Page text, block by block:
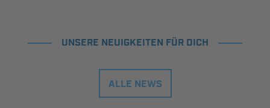
UNSERE NEUIGKEITEN FÜR DICH
ALLE NEWS